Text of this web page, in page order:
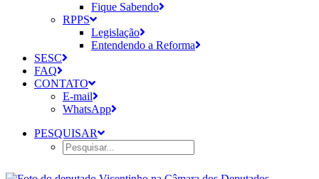
Fique Sabendo
RPPS
Legislação
Entendendo a Reforma
SESC
FAQ
CONTATO
E-mail
WhatsApp
PESQUISAR